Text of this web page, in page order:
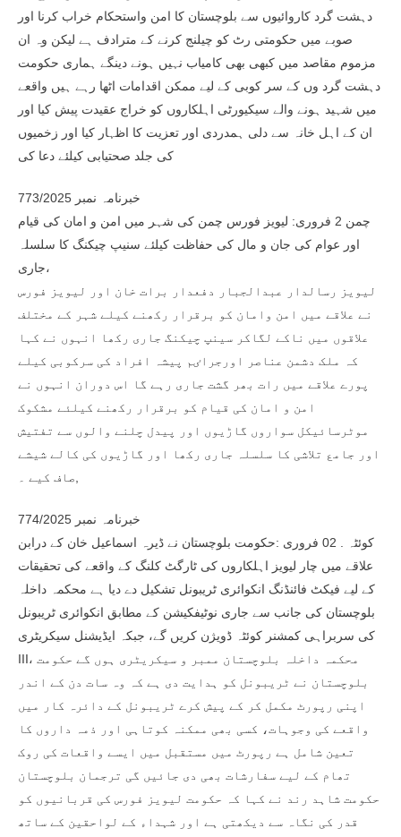
دہشت گرد کاروائیوں سے بلوچستان کا امن واستحکام خراب کرنا اور
صوبے میں حکومتی رٹ کو چیلنج کرنے کے مترادف ہے لیکن وہ ان
مزموم مقاصد میں کبھی بھی کامیاب نہیں ہونے دینگے ہماری حکومت
دہشت گرد وں کے سر کوبی کے لیے ممکن اقدامات اٹھا رہے ہیں واقعے
میں شہید ہونے والے سیکیورٹی اہلکاروں کو خراج عقیدت پیش کیا اور
ان کے اہل خانہ سے دلی ہمدردی اور تعزیت کا اظہار کیا اور زخمیوں
کی جلد صحتیابی کیلئے دعا کی
خبرنامہ نمبر 773/2025
چمن 2 فروری: لیویز فورس چمن کی شہر میں امن و امان کی قیام
اور عوام کی جان و مال کی حفاظت کیلئے سنیپ چیکنگ کا سلسلہ
جاری،
لیویز رسالدار عبدالجبار دفعدار برات خان اور لیویز فورس
نے علاقے میں امن وامان کو برقرار رکھنے کیلے شہر کے مختلف
علاقوں میں ناکے لگاکر سینپ چیکنگ جاری رکھا انہوں نے کہا
کہ ملک دشمن عناصر اورجراٸم پیشہ افراد کی سرکوبی کیلے
پورے علاقے میں رات بھر گشت جاری رہے گا اس دوران انہوں نے
امن و امان کی قیام کو برقرار رکھنے کیلئے مشکوک
موٹرسائیکل سواروں گاڑیوں اور پیدل چلنے والوں سے تفتیش
اور جامع تلاشی کا سلسلہ جاری رکھا اور گاڑیوں کی کالے شیشے
خبرنامہ نمبر 774/2025
کوئٹہ . 02 فروری :حکومت بلوچستان نے ڈیرہ اسماعیل خان کے درابن
علاقے میں چار لیویز اہلکاروں کی ٹارگٹ کلنگ کے واقعے کی تحقیقات
کے لیے فیکٹ فائنڈنگ انکوائری ٹریبونل تشکیل دے دیا ہے محکمہ داخلہ
بلوچستان کی جانب سے جاری نوٹیفکیشن کے مطابق انکوائری ٹریبونل
کی سربراہی کمشنر کوئٹہ ڈویژن کریں گے، جبکہ ایڈیشنل سیکریٹری
III، محکمہ داخلہ بلوچستان ممبر و سیکریٹری ہوں گے حکومت
بلوچستان نے ٹریبونل کو ہدایت دی ہے کہ وہ سات دن کے اندر
اپنی رپورٹ مکمل کر کے پیش کرے ٹریبونل کے دائرہ کار میں
واقعے کی وجوہات، کسی بھی ممکنہ کوتاہی اور ذمہ داروں کا
تعین شامل ہے رپورٹ میں مستقبل میں ایسے واقعات کی روک
تھام کے لیے سفارشات بھی دی جائیں گی ترجمان بلوچستان
حکومت شاہد رند نے کہا کہ حکومت لیویز فورس کی قربانیوں کو
قدر کی نگاہ سے دیکھتی ہے اور شہداء کے لواحقین کے ساتھ